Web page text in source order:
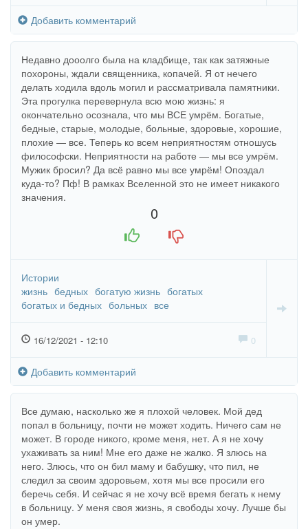
Добавить комментарий
Недавно дооолго была на кладбище, так как затяжные
похороны, ждали священника, копачей. Я от нечего
делать ходила вдоль могил и рассматривала памятники.
Эта прогулка перевернула всю мою жизнь: я
окончательно осознала, что мы ВСЕ умрём. Богатые,
бедные, старые, молодые, больные, здоровые, хорошие,
плохие — все. Теперь ко всем неприятностям отношусь
философски. Неприятности на работе — мы все умрём.
Мужик бросил? Да всё равно мы все умрём! Опоздал
куда-то? Пф! В рамках Вселенной это не имеет никакого
значения.
0
Истории
жизнь бедных богатую жизнь богатых
богатых и бедных больных все
16/12/2021 - 12:10 0
Добавить комментарий
Все думаю, насколько же я плохой человек. Мой дед
попал в больницу, почти не может ходить. Ничего сам не
может. В городе никого, кроме меня, нет. А я не хочу
ухаживать за ним! Мне его даже не жалко. Я злюсь на
него. Злюсь, что он бил маму и бабушку, что пил, не
следил за своим здоровьем, хотя мы все просили его
беречь себя. И сейчас я не хочу всё время бегать к нему
в больницу. У меня своя жизнь, я свободы хочу. Лучше бы
он умер.